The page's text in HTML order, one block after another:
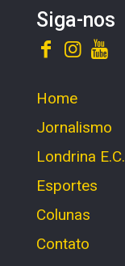
Siga-nos
Home
Jornalismo
Londrina E.C.
Esportes
Colunas
Contato